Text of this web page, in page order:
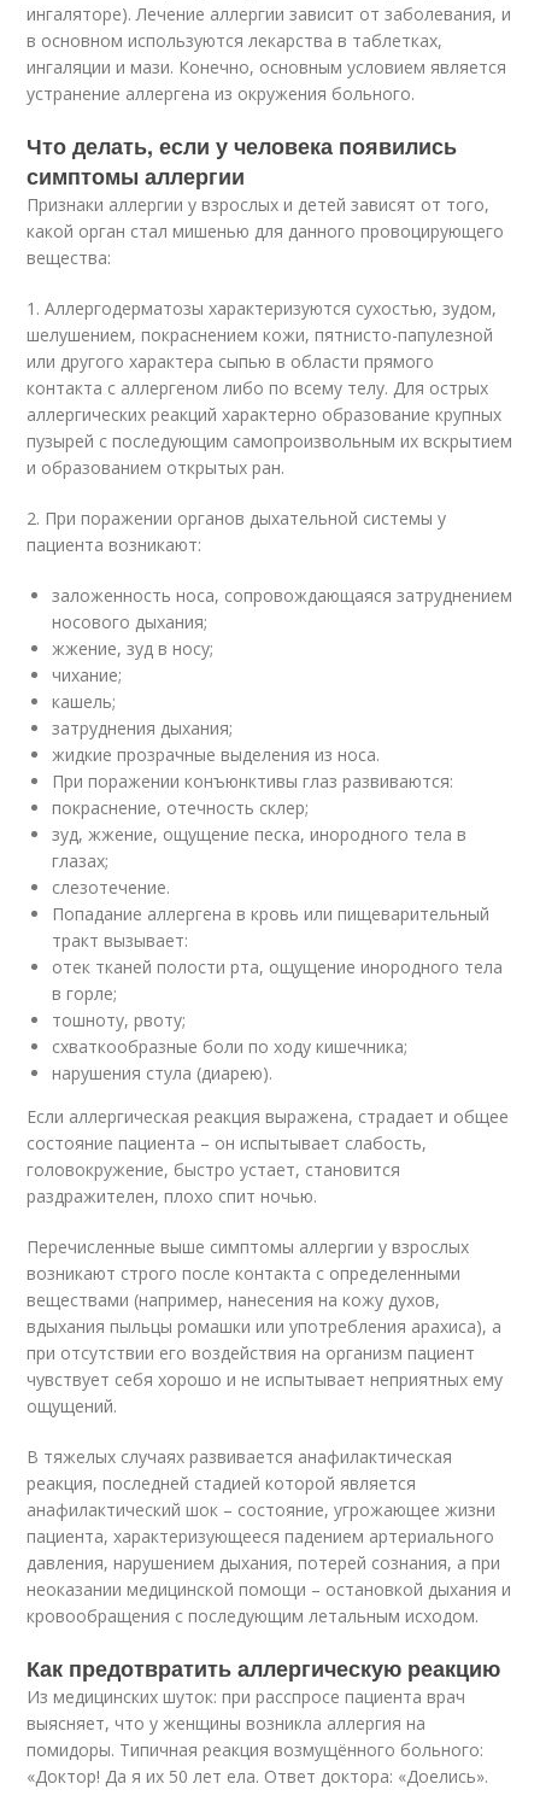
ингаляторе). Лечение аллергии зависит от заболевания, и
в основном используются лекарства в таблетках,
ингаляции и мази. Конечно, основным условием является
устранение аллергена из окружения больного.
Что делать, если у человека появились
симптомы аллергии
Признаки аллергии у взрослых и детей зависят от того,
какой орган стал мишенью для данного провоцирующего
вещества:
1. Аллергодерматозы характеризуются сухостью, зудом,
шелушением, покраснением кожи, пятнисто-папулезной
или другого характера сыпью в области прямого
контакта с аллергеном либо по всему телу. Для острых
аллергических реакций характерно образование крупных
пузырей с последующим самопроизвольным их вскрытием
и образованием открытых ран.
2. При поражении органов дыхательной системы у
пациента возникают:
заложенность носа, сопровождающаяся затруднением
носового дыхания;
жжение, зуд в носу;
чихание;
кашель;
затруднения дыхания;
жидкие прозрачные выделения из носа.
При поражении конъюнктивы глаз развиваются:
покраснение, отечность склер;
зуд, жжение, ощущение песка, инородного тела в
глазах;
слезотечение.
Попадание аллергена в кровь или пищеварительный
тракт вызывает:
отек тканей полости рта, ощущение инородного тела
в горле;
тошноту, рвоту;
схваткообразные боли по ходу кишечника;
нарушения стула (диарею).
Если аллергическая реакция выражена, страдает и общее
состояние пациента – он испытывает слабость,
головокружение, быстро устает, становится
раздражителен, плохо спит ночью.
Перечисленные выше симптомы аллергии у взрослых
возникают строго после контакта с определенными
веществами (например, нанесения на кожу духов,
вдыхания пыльцы ромашки или употребления арахиса), а
при отсутствии его воздействия на организм пациент
чувствует себя хорошо и не испытывает неприятных ему
ощущений.
В тяжелых случаях развивается анафилактическая
реакция, последней стадией которой является
анафилактический шок – состояние, угрожающее жизни
пациента, характеризующееся падением артериального
давления, нарушением дыхания, потерей сознания, а при
неоказании медицинской помощи – остановкой дыхания и
кровообращения с последующим летальным исходом.
Как предотвратить аллергическую реакцию
Из медицинских шуток: при расспросе пациента врач
выясняет, что у женщины возникла аллергия на
помидоры. Типичная реакция возмущённого больного:
«Доктор! Да я их 50 лет ела. Ответ доктора: «Доелись».